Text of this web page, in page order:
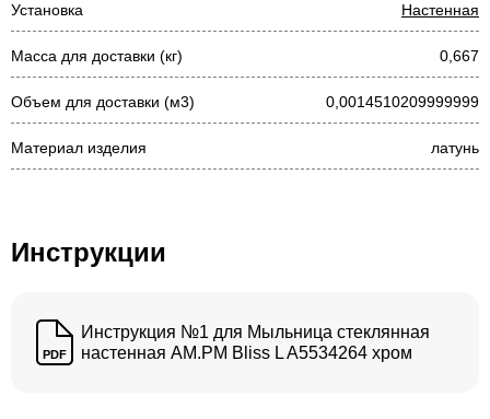
Установка Настенная
Масса для доставки (кг) 0,667
Объем для доставки (м3) 0,0014510209999999
Материал изделия латунь
Инструкции
PDF
Инструкция №1 для Мыльница стеклянная
настенная AM.PM Bliss L A5534264 хром